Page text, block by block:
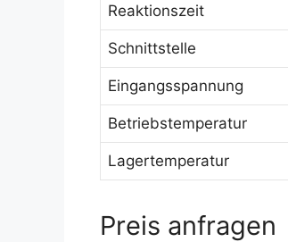
Reaktionszeit
Schnittstelle
Eingangsspannung
Betriebstemperatur
Lagertemperatur
Preis anfragen